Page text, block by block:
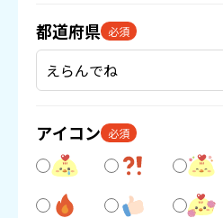
都道府県 必須
アイコン 必須